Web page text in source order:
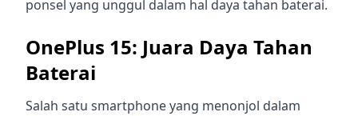
ponsel yang unggul dalam hal daya tahan baterai.
OnePlus 15: Juara Daya Tahan
Baterai
Salah satu smartphone yang menonjol dalam